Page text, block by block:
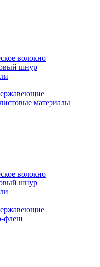
волокно
шнур
материалы
волокно
шнур
флеш